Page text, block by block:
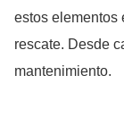
estos elementos
rescate. Desde
mantenimiento.